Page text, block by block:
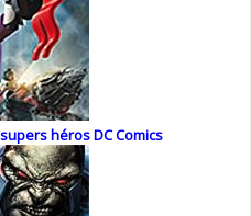
héros DC Comics